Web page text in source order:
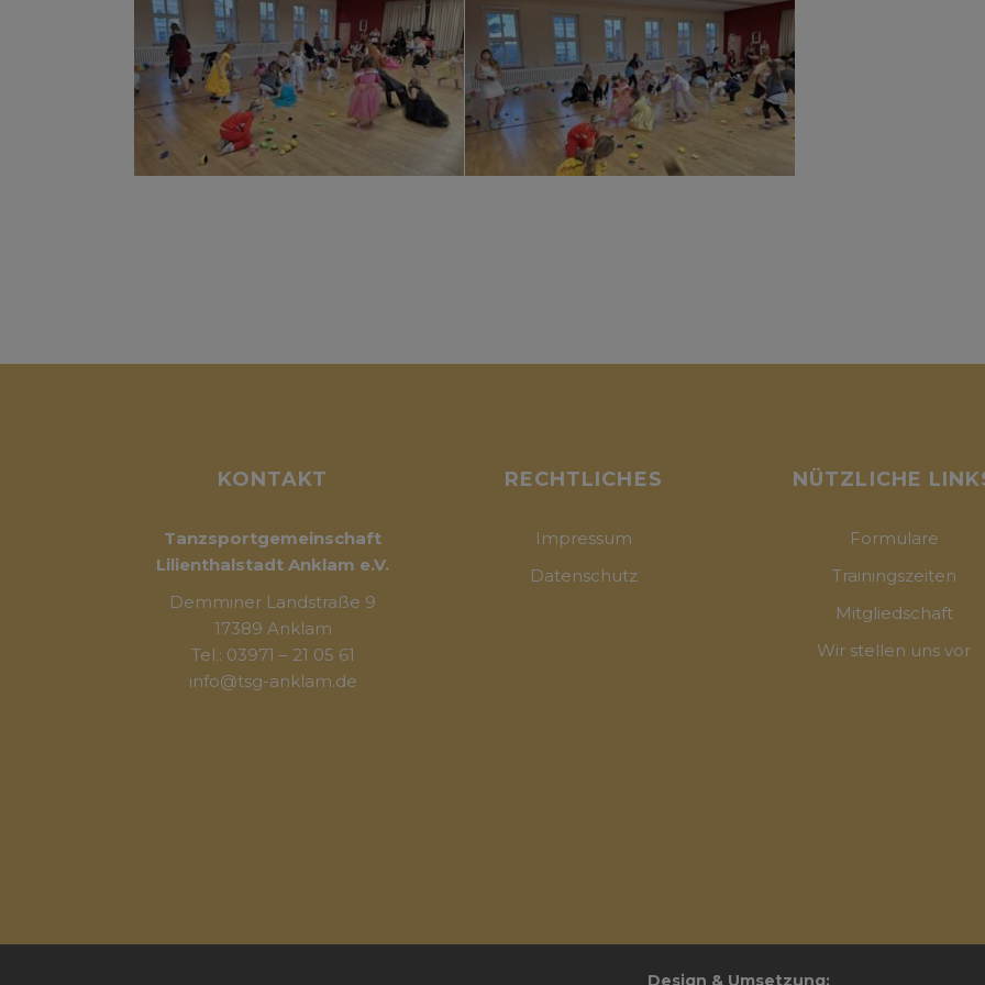
KONTAKT
Tanzsportgemeinschaft
Lilienthalstadt Anklam e.V.
Demminer Landstraße 9
17389 Anklam
Tel.: 03971 – 21 05 61
info@tsg-anklam.de
RECHTLICHES
Impressum
Datenschutz
NÜTZLICHE
Formulare
Trainingszeiten
Mitgliedschaft
Wir stellen uns vor
Design & Umsetzung: